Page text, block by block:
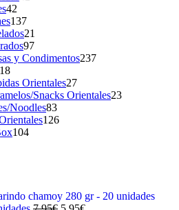
42
productos
137137
productos
21
9797
productos
y Condimentos237237
318
productos
Orientales2727
productos
Snacks Orientales2323
Noodles8383
productos
126126
104104
El
El